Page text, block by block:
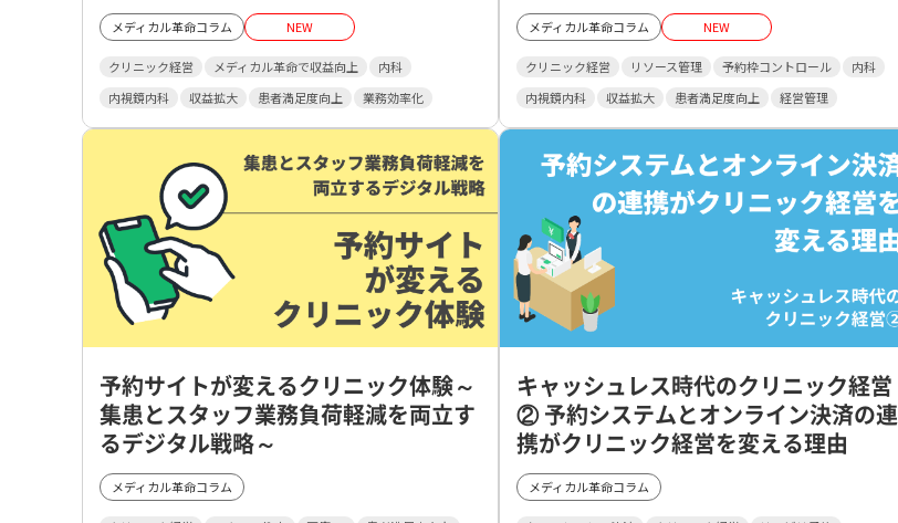
経営を支える信頼の好循環
メディカル革命コラム NEW
クリニック経営 メディカル革命で収益向上
内科
内視鏡内科
収益拡大 患者満足度向上 業務効率化
メディカル革命コラム NEW
クリニック経営 リソース管理 予約枠コントロール
内科
内視鏡内科
収益拡大 患者満足度向上 経営管理
予約サイトが変えるクリニック体験～
集患とスタッフ業務負荷軽減を両立す
るデジタル戦略～
メディカル革命コラム
キャッシュレス時代のクリニック経営
② 予約システムとオンライン決済の連
携がクリニック経営を変える理由
メディカル革命コラム